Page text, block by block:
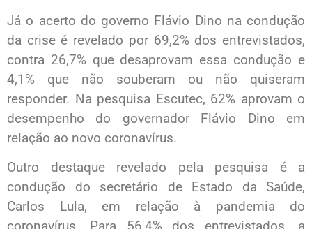
Já o acerto do governo Flávio Dino na condução
da crise é revelado por 69,2% dos entrevistados,
contra 26,7% que desaprovam essa condução e
4,1% que não souberam ou não quiseram
responder. Na pesquisa Escutec, 62% aprovam o
desempenho do governador Flávio Dino em
relação ao novo coronavírus.
Outro destaque revelado pela pesquisa é a
condução do secretário de Estado da Saúde,
Carlos Lula, em relação à pandemia do